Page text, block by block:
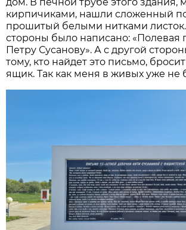
кирпичиками, нашли сложенный
прошитый белыми нитками
стороны было написано: «Полевая
Петру Сусанову». А с другой
тому, кто найдет это письмо,
ящик. Так как меня в живых уже не